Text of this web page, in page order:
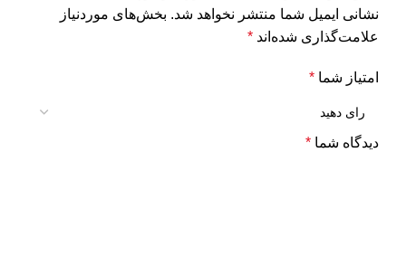
نشانی ایمیل شما منتشر نخواهد شد. بخش‌های موردنیاز
علامت‌گذاری شده‌اند *
امتیاز شما *
دیدگاه شما *